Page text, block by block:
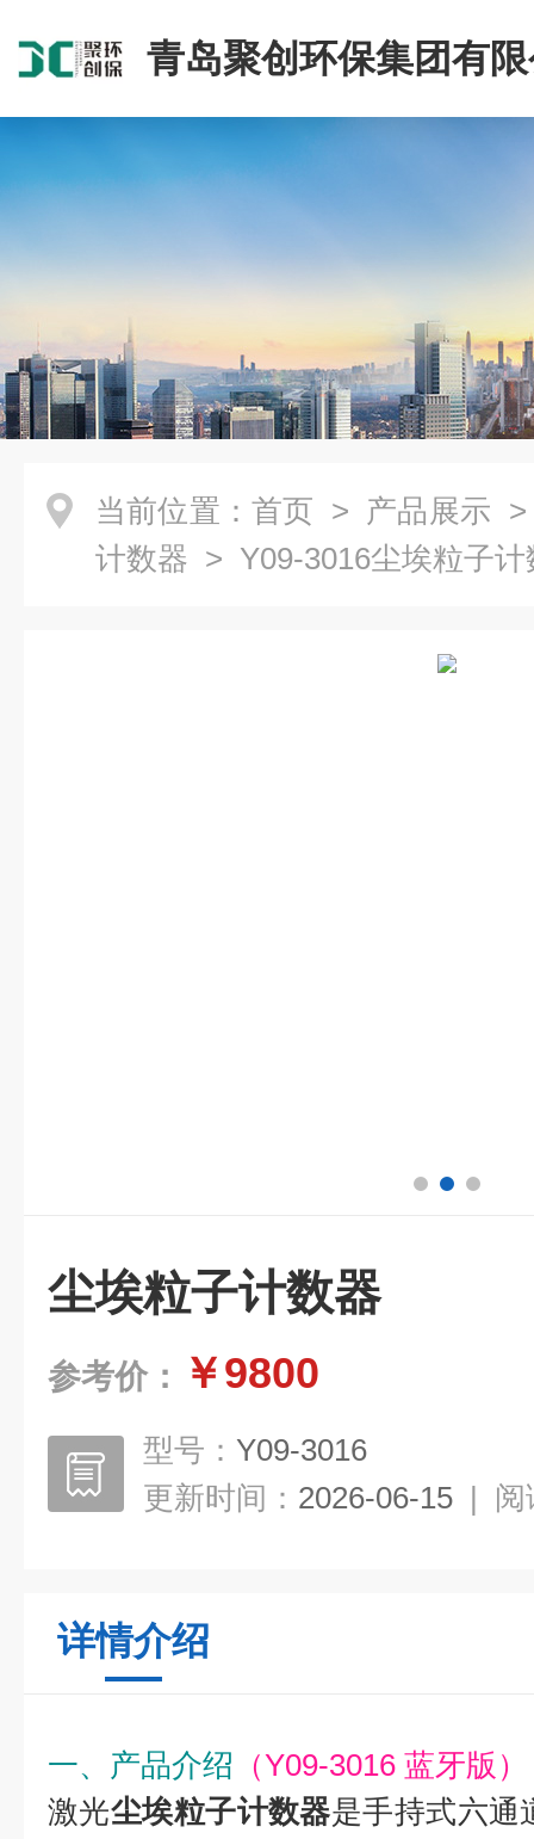
青岛聚创环保集团有
当前位置： 首页 > 产品展示
计数器 > Y09-3016尘埃粒子计
尘埃粒子计数器
参考价： ￥9800
型号： Y09-3016
更新时间： 2026-06-15 | 阅
详情介绍
一、产品介绍 （Y09-3016 蓝牙版 ）
激光尘埃粒子计数器是手持式六通